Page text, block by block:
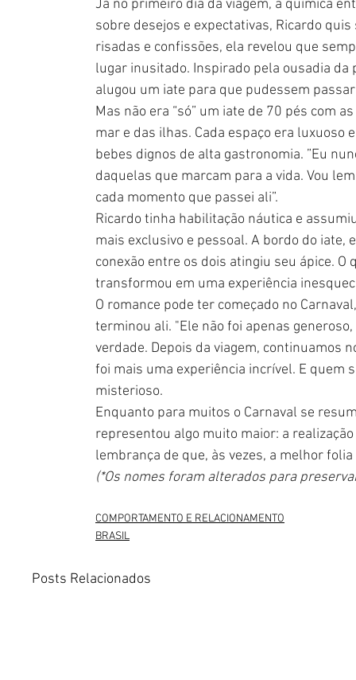
Já no primeiro dia da viagem, a química
sobre desejos e expectativas, Ricardo
risadas e confissões, ela revelou que
lugar inusitado. Inspirado pela ousadia
alugou um iate para que pudessem
Mas não era “só” um iate de 70 pés com
mar e das ilhas. Cada espaço era luxuoso
bebes dignos de alta gastronomia. ”Eu
daquelas que marcam para a vida. Vou
cada momento que passei ali”.
Ricardo tinha habilitação náutica e
mais exclusivo e pessoal. A bordo do
conexão entre os dois atingiu seu ápice.
transformou em uma experiência
O romance pode ter começado no
terminou ali. "Ele não foi apenas
verdade. Depois da viagem, continuamos
foi mais uma experiência incrível. E quem
misterioso.
Enquanto para muitos o Carnaval se
representou algo muito maior: a
lembrança de que, às vezes, a melhor
(*Os nomes foram alterados para
COMPORTAMENTO E RELACIONAMENTO
BRASIL
Posts Relacionados